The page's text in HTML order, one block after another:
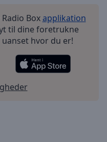
Boxapplikation
til dine foretrukne
hvor du er!